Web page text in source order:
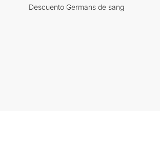
Descuento Germans de sang